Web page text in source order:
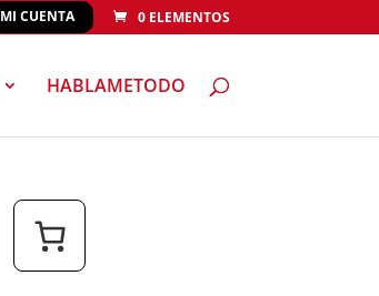
MI CUENTA 0 ELEMENTOS
HABLAMETODO